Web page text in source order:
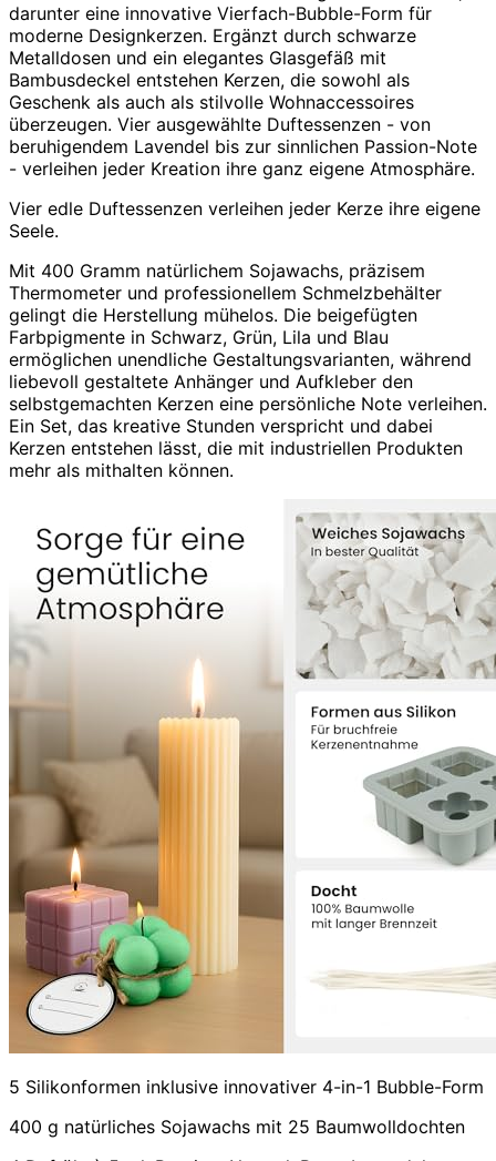
darunter eine innovative Vierfach-Bubble-Form für
moderne Designkerzen. Ergänzt durch schwarze
Metalldosen und ein elegantes Glasgefäß mit
Bambusdeckel entstehen Kerzen, die sowohl als
Geschenk als auch als stilvolle Wohnaccessoires
überzeugen. Vier ausgewählte Duftessenzen - von
beruhigendem Lavendel bis zur sinnlichen Passion-Note
- verleihen jeder Kreation ihre ganz eigene Atmosphäre.
Vier edle Duftessenzen verleihen jeder Kerze ihre eigene
Seele.
Mit 400 Gramm natürlichem Sojawachs, präzisem
Thermometer und professionellem Schmelzbehälter
gelingt die Herstellung mühelos. Die beigefügten
Farbpigmente in Schwarz, Grün, Lila und Blau
ermöglichen unendliche Gestaltungsvarianten, während
liebevoll gestaltete Anhänger und Aufkleber den
selbstgemachten Kerzen eine persönliche Note verleihen.
Ein Set, das kreative Stunden verspricht und dabei
Kerzen entstehen lässt, die mit industriellen Produkten
mehr als mithalten können.
5 Silikonformen inklusive innovativer 4-in-1 Bubble-Form
400 g natürliches Sojawachs mit 25 Baumwolldochten